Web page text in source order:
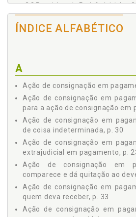
2.2 Requisitos da Petição Inicial, p.
2.3 Prestação de Contas pelo Réu, p.
2.4 Impugnação pelo Autor das
2.8 Apresentação das Contas
pelo Autor, p. 44
2.9 Contas do Administrador de
2.10 Destituição do Administrador
Capítulo III AÇÕES POSSESSÓRIAS, p.
3.2 Defesa da Posse no Processo
3.3 Fungibilidade nas Ações
3.4 Ações Possessórias
3.5 Personalidade Judiciária dos
50
3.6 Citação Pessoal das Sociedades
3.7 Publicidade nas Ações
ÍNDICE ALFABÉTICO
A
Ação de consignação em
Ação de consignação em
para a ação de consignação em
Ação de consignação em
de coisa indeterminada, p. 30
Ação de consignação em
extrajudicial em pagamento, p.
Ação de consignação em
comparece e dá quitação ao
Ação de consignação em
quem deva receber, p. 33
Ação de consignação em